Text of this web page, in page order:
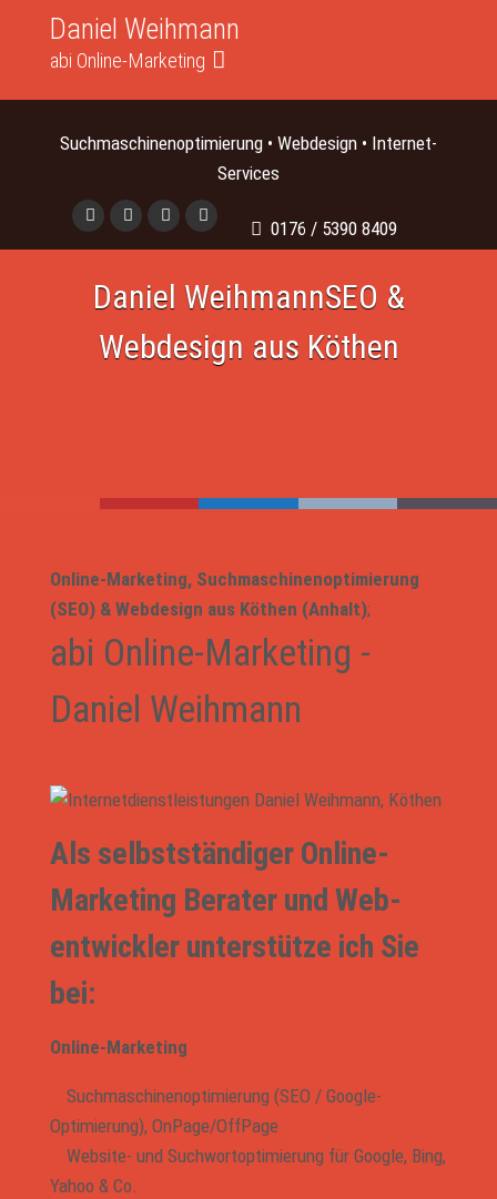
Daniel Weihmann
abi Online-Marketing
Suchmaschinenoptimierung • Webdesign • Internet-
Services
0176 / 5390 8409
Daniel WeihmannSEO &
Webdesign aus Köthen
Online-Marketing, Suchmaschinenoptimierung
(SEO) & Webdesign aus Köthen (Anhalt);
abi Online-Marketing -
Daniel Weihmann
Als selbstständiger Online-
Marketing Berater und Web­
entwickler unterstütze ich Sie
bei:
Online-Marketing
Suchmaschinenoptimierung (SEO / Google-
Optimierung), OnPage/OffPage
Website- und Suchwortoptimierung für Google, Bing,
Yahoo & Co.